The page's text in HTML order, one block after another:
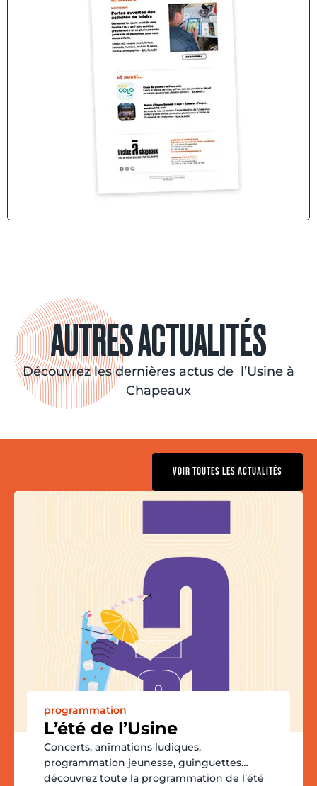
AUTRES ACTUALITÉS
Découvrez les dernières actus de l’Usine à
Chapeaux
VOIR TOUTES LES ACTUALITÉS
programmation
L’été de l’Usine
Concerts, animations ludiques,
programmation jeunesse, guinguettes…
découvrez toute la programmation de l’été